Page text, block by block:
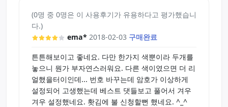
(0명 중 0명은 이 사용후기가 유용하다고 평가했습니
다.)
ema* 2018-02-03 구매완료
튼튼해보이고 좋네요. 다만 한가지 색뿐이라 두개를
놓으니 뭔가 부자연스러워요. 다른 색이였으면 더 리
얼했을터이인데... 번호 바꾸는데 암호가 이상하게
설정되어 고생했는데 베스트 댓들보고 풀어서 겨우
겨우 설정했네요. 홧김에 불 신청할뻔 했네요. ^_^